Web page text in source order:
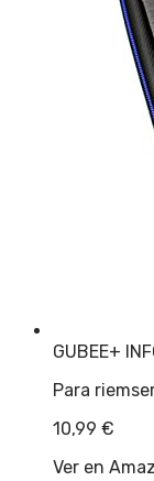
GUBEE+
Para
10,99 €
Ver en